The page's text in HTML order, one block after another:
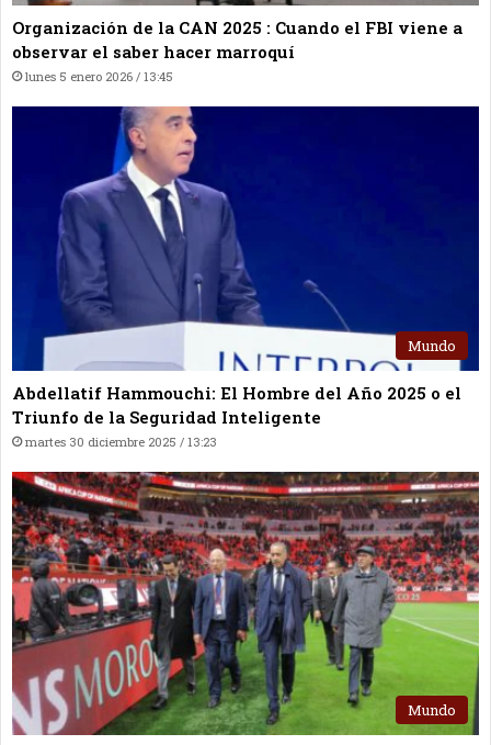
Organización de la CAN 2025 : Cuando el FBI viene a
observar el saber hacer marroquí
lunes 5 enero 2026 / 13:45
Mundo
Abdellatif Hammouchi: El Hombre del Año 2025 o el
Triunfo de la Seguridad Inteligente
martes 30 diciembre 2025 / 13:23
Mundo